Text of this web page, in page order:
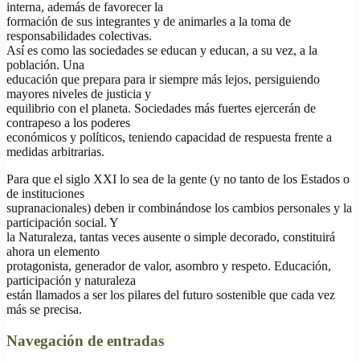
interna, además de favorecer la
formación de sus integrantes y de animarles a la toma de
responsabilidades colectivas.
Así es como las sociedades se educan y educan, a su vez, a la
población. Una
educación que prepara para ir siempre más lejos, persiguiendo
mayores niveles de justicia y
equilibrio con el planeta. Sociedades más fuertes ejercerán de
contrapeso a los poderes
económicos y políticos, teniendo capacidad de respuesta frente a
medidas arbitrarias.
Para que el siglo XXI lo sea de la gente (y no tanto de los Estados o
de instituciones
supranacionales) deben ir combinándose los cambios personales y la
participación social. Y
la Naturaleza, tantas veces ausente o simple decorado, constituirá
ahora un elemento
protagonista, generador de valor, asombro y respeto. Educación,
participación y naturaleza
están llamados a ser los pilares del futuro sostenible que cada vez
más se precisa.
Navegación de entradas